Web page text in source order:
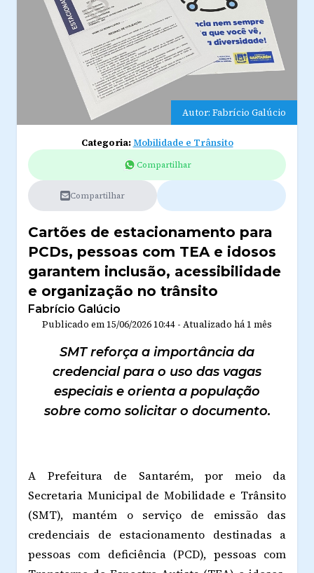
Autor: Fabrício Galúcio
Categoria:Mobilidade e Trânsito
Compartilhar
Compartilhar
Cartões de estacionamento para
PCDs, pessoas com TEA e idosos
garantem inclusão, acessibilidade
e organização no trânsito
Fabrício Galúcio
Publicado em 15/06/2026 10:44 - Atualizado há 1 mês
SMT reforça a importância da
credencial para o uso das vagas
especiais e orienta a população
sobre como solicitar o documento.
A Prefeitura de Santarém, por meio da
Secretaria Municipal de Mobilidade e Trânsito
(SMT), mantém o serviço de emissão das
credenciais de estacionamento destinadas a
pessoas com deficiência (PCD), pessoas com